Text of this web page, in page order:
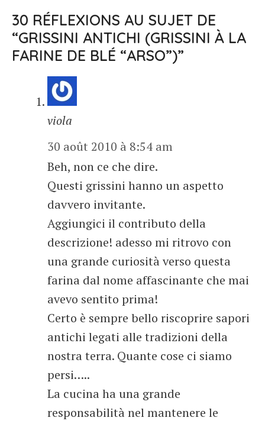
30 RÉFLEXIONS AU SUJET DE
“GRISSINI ANTICHI (GRISSINI À LA
FARINE DE BLÉ “ARSO”)”
viola
30 août 2010 à 8:54 am
Beh, non ce che dire.
Questi grissini hanno un aspetto
davvero invitante.
Aggiungici il contributo della
descrizione! adesso mi ritrovo con
una grande curiosità verso questa
farina dal nome affascinante che mai
avevo sentito prima!
Certo è sempre bello riscoprire sapori
antichi legati alle tradizioni della
nostra terra. Quante cose ci siamo
persi…..
La cucina ha una grande
responsabilità nel mantenere le